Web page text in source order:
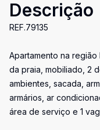
Descrição
REF.79135
Apartamento na
da praia, mobiliado, 2
ambientes, sacada,
armários, ar
área de serviço e 1